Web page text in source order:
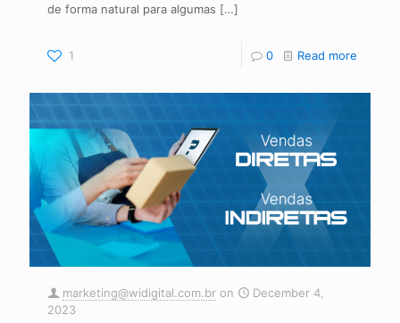
de forma natural para algumas […]
1 0 Read more
marketing@widigital.com.br on
December 4,
2023